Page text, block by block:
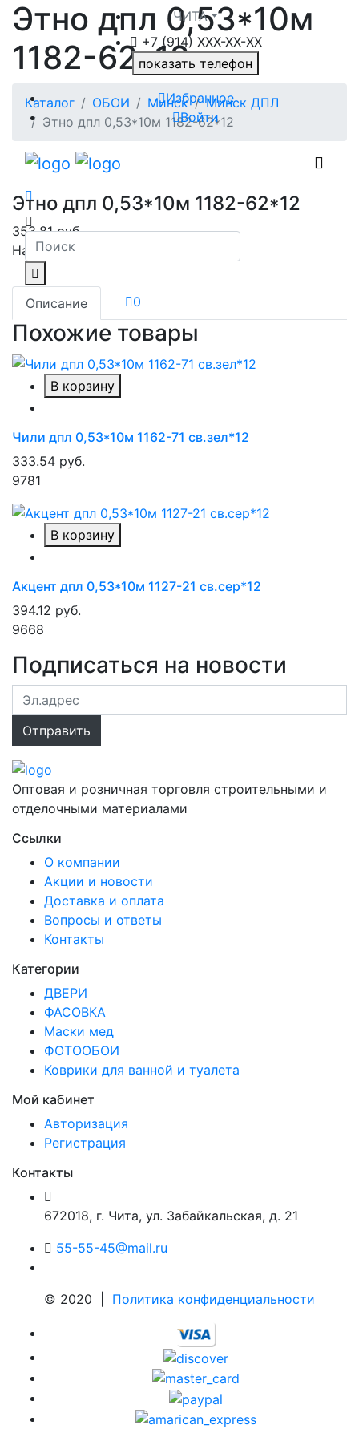
ЧИТА
+7 (914) XXХ-ХХ-XX
показать телефон
Избранное
Войти
0
Этно дпл 0,53*10м
1182-62*12
Каталог ОБОИ Минск
Минск ДПЛ
Этно дпл 0,53*10м 1182-62*12
Этно дпл 0,53*10м 1182-62*12
353.81 руб.
На складе:
Описание
Похожие товары
В корзину
Чили дпл 0,53*10м 1162-71 св.зел*12
333.54 руб.
9781
В корзину
Акцент дпл 0,53*10м 1127-21 св.сер*12
394.12 руб.
9668
Подписаться на новости
Оптовая и розничная торговля строительными и
отделочными материалами
Ссылки
О компании
Акции и новости
Доставка и оплата
Вопросы и ответы
Контакты
Категории
ДВЕРИ
ФАСОВКА
Маски мед
ФОТООБОИ
Коврики для ванной и туалета
Мой кабинет
Авторизация
Регистрация
Контакты
672018, г. Чита, ул. Забайкальская, д. 21
55-55-45@mail.ru
© 2020 | Политика конфиденциальности